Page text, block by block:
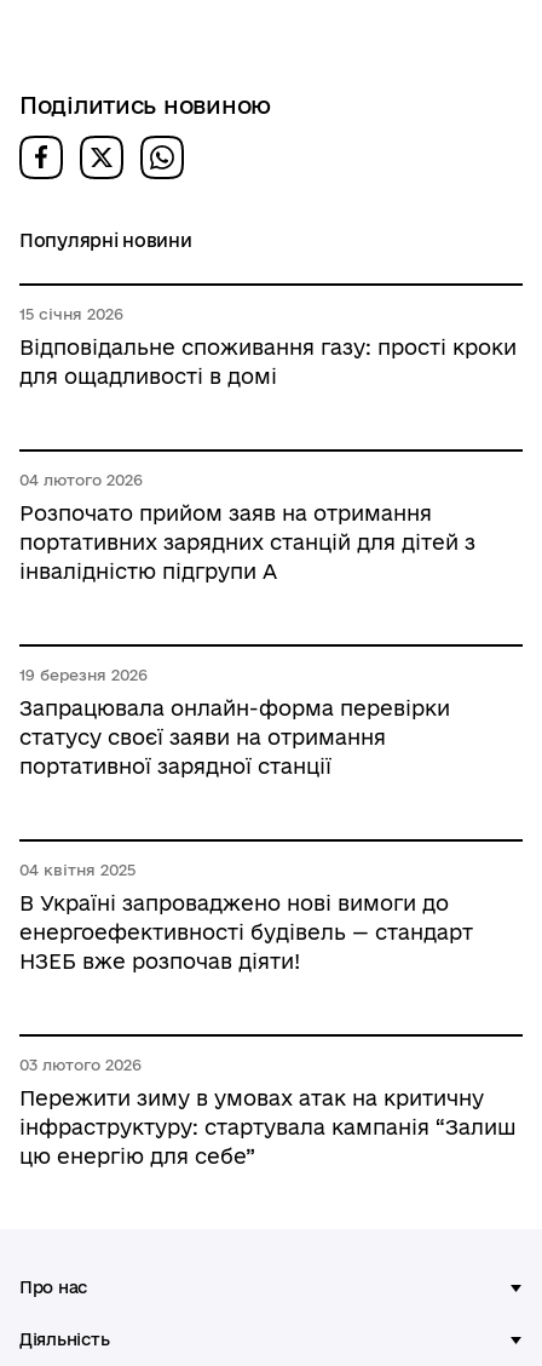
Поділитись новиною
Популярні новини
15 січня 2026
Відповідальне споживання газу: прості кроки
для ощадливості в домі
04 лютого 2026
Розпочато прийом заяв на отримання
портативних зарядних станцій для дітей з
інвалідністю підгрупи А
19 березня 2026
Запрацювала онлайн-форма перевірки
статусу своєї заяви на отримання
портативної зарядної станції
04 квітня 2025
В Україні запроваджено нові вимоги до
енергоефективності будівель — стандарт
НЗЕБ вже розпочав діяти!
03 лютого 2026
Пережити зиму в умовах атак на критичну
інфраструктуру: стартувала кампанія “Залиш
цю енергію для себе”
Про нас
Діяльність